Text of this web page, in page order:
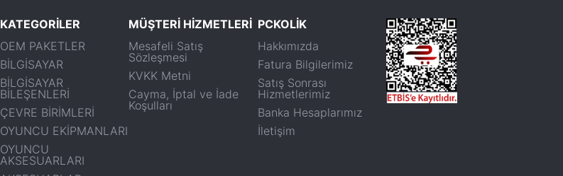
KATEGORİLER
OEM PAKETLER
BİLGİSAYAR
BİLGİSAYAR
BİLEŞENLERİ
ÇEVRE BİRİMLERİ
OYUNCU EKİPMANLARI
OYUNCU
AKSESUARLARI
MÜŞTERİ HİZMETLERİ
Mesafeli Satış
Sözleşmesi
KVKK Metni
Cayma, İptal ve İade
Koşulları
PCKOLİK
Hakkımızda
Fatura Bilgilerimiz
Satış Sonrası
Hizmetlerimiz
Banka Hesaplarımız
İletişim